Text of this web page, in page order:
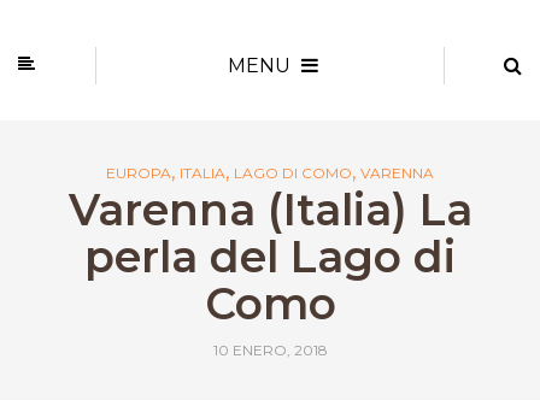
MENU
EUROPA, ITALIA, LAGO DI COMO, VARENNA
Varenna (Italia) La
perla del Lago di
Como
10 ENERO, 2018